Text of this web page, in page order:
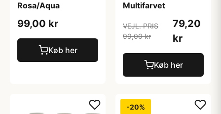
Rosa/Aqua
99,00 kr
Køb her
Multifarvet
VEJL. PRIS
99,00 kr
79,20
kr
Køb her
-20%